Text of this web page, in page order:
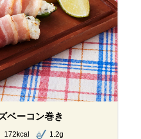
ベーコン巻き
172kcal 1.2g